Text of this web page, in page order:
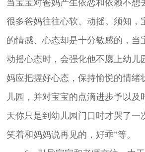
当宝宝对爸妈产生依恋和依赖不想
很多爸妈往往心软、动摇。须知，
的情感、心态却是十分敏感的，当
动摇心态时，会强化他不愿上幼儿
妈应把握好心态，保持愉悦的情绪
儿园，并对宝宝的点滴进步予以及
天你只是到幼儿园门口时才哭了一
笑着和妈妈说再见的，好乖”等。